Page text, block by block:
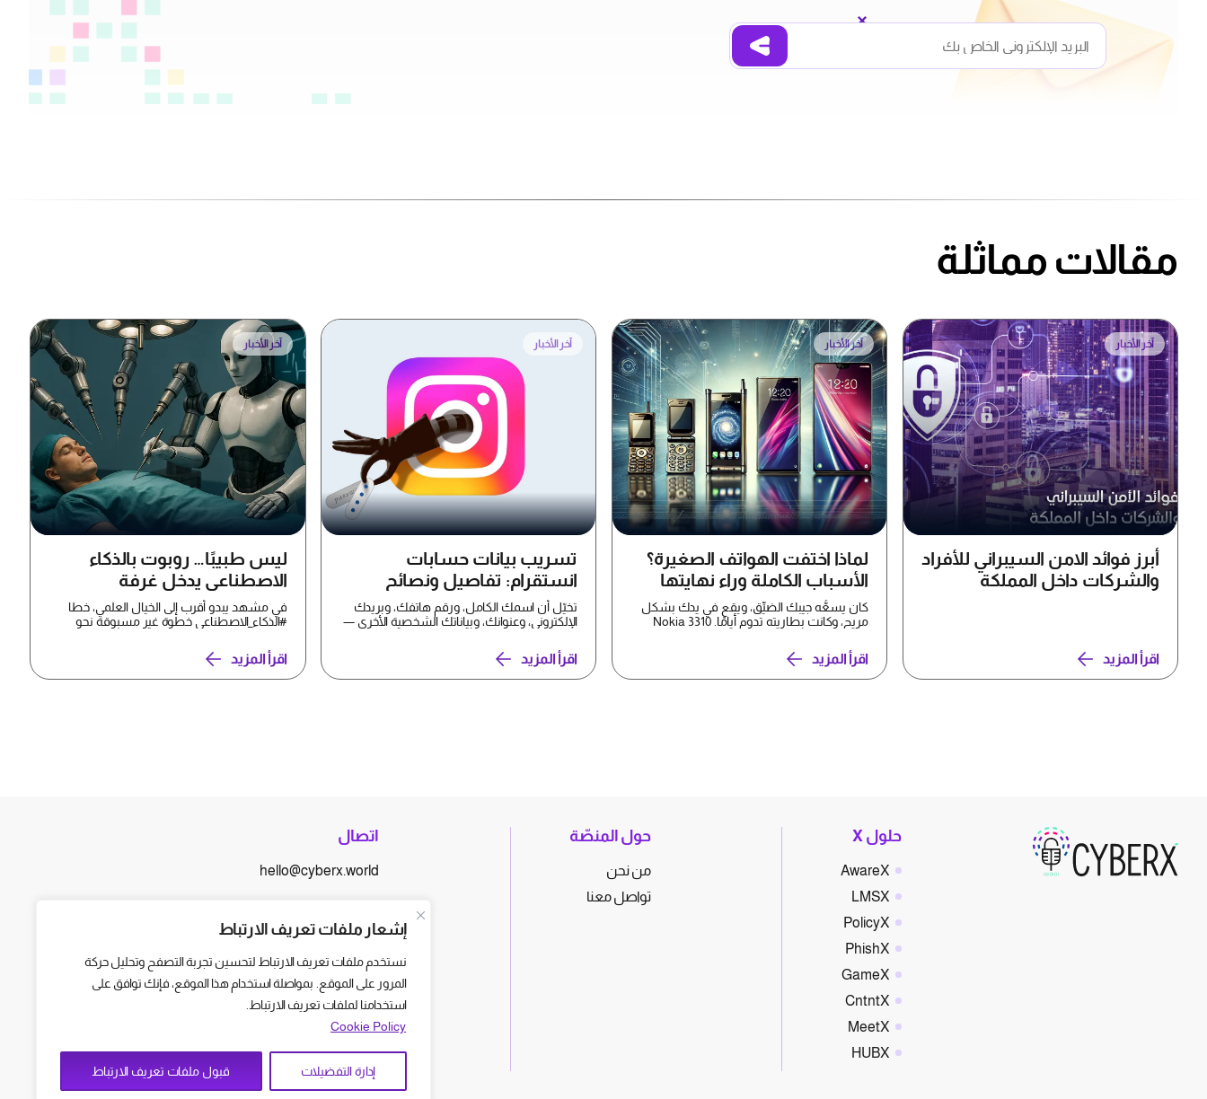
إشعار ملفات تعريف الارتباط
نستخدم ملفات تعريف الارتباط لتحسين تجربة التصفح وتحليل حركة
المرور على الموقع. بمواصلة استخدام هذا الموقع، فإنك توافق على
استخدامنا لملفات تعريف الارتباط.
Cookie Policy
إدارة التفضيلات قبول ملفات تعريف الارتباط
مقالات مماثلة
آخر الأخبار
أبرز فوائد الامن السيبراني للأفراد
والشركات داخل المملكة
اقرأ المزيد
آخر الأخبار
لماذا اختفت الهواتف الصغيرة؟
الأسباب الكاملة وراء نهايتها
كان يسعُّه جيبك الضيِّق، ويقع في يدك بشكل
مريح، وكانت بطاريته تدوم أيامًا. Nokia 3310
اقرأ المزيد
آخر الأخبار
تسريب بيانات حسابات
انستقرام: تفاصيل ونصائح
لحماية بياناتك
تخيّل أن اسمك الكامل، ورقم هاتفك، وبريدك
الإلكتروني، وعنوانك، وبياناتك الشخصية الأخرى —
اقرأ المزيد
آخر الأخبار
ليس طبيبًا… روبوت بالذكاء
الاصطناعي يدخل غرفة
العمليات
في مشهد يبدو أقرب إلى الخيال العلمي، خطا
#الذكاء_الاصطناعي خطوة غير مسبوقة نحو
اقرأ المزيد
حلول X
AwareX
LMSX
PolicyX
PhishX
GameX
CntntX
MeetX
HUBX
حول المنصّة
من نحن
تواصل معنا
اتصال
hello@cyberx.world